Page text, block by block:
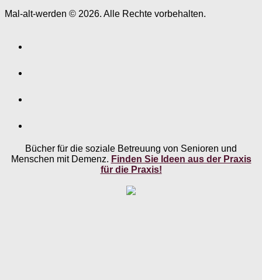
Mal-alt-werden © 2026. Alle Rechte vorbehalten.
Bücher für die soziale Betreuung von Senioren und
Menschen mit Demenz. Finden Sie Ideen aus der Praxis
für die Praxis!